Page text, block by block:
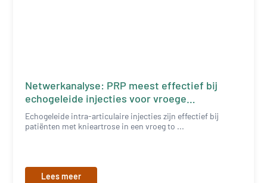
Netwerkanalyse: PRP meest effectief bij
echogeleide injecties voor vroege
knieartrose
Echogeleide intra-articulaire injecties zijn effectief bij
patiënten met knieartrose in een vroeg to ...
Lees meer